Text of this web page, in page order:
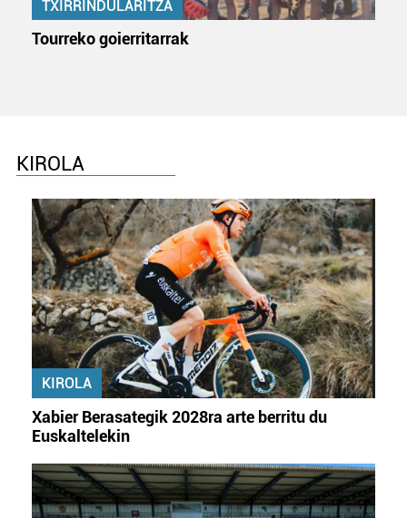
TXIRRINDULARITZA
Tourreko goierritarrak
KIROLA
KIROLA
Xabier Berasategik 2028ra arte berritu du
Euskaltelekin